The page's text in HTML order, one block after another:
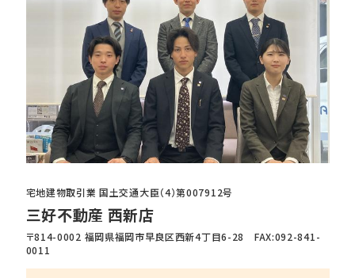
宅地建物取引業 国土交通大臣（4）第007912号
三好不動産 西新店
〒814-0002 福岡県福岡市早良区西新4丁目6-28 FAX:092-841-
0011